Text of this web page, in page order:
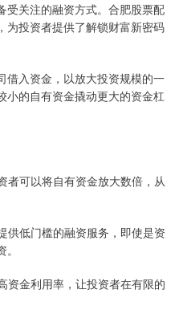
受关注的融资方式。合肥股票配
为投资者提供了解锁财富新密码
借入资金，以放大投资规模的一
小的自有资金撬动更大的资金杠
者可以将自有资金放大数倍，从
供低门槛的融资服务，即使是资
资金利用率，让投资者在有限的